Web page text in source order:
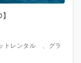
トレンタル 、グラ